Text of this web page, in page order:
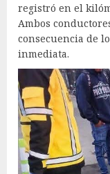
registró en el
Ambos
consecuencia de
inmediata.